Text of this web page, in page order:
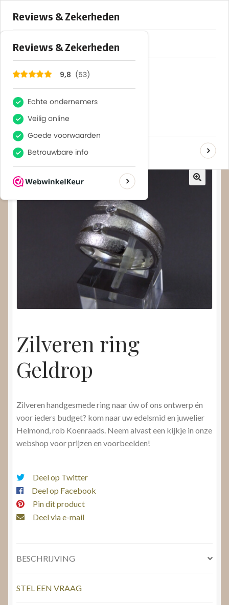
9,8
clicky_custom.html_media_track = 1;
Home
WebShop
Over
Submenu
uitvouwen
ZILVEREN RING GELDROP
Zilveren ring
Geldrop
Zilveren handgesmede ring naar úw of ons ontwerp én
voor ieders budget? kom naar uw edelsmid en juwelier
Helmond, rob Koenraads. Neem alvast een kijkje in onze
webshop voor prijzen en voorbeelden!
Deel op Twitter
Deel op Facebook
Pin dit product
Deel via e-mail
BESCHRIJVING
STEL EEN VRAAG